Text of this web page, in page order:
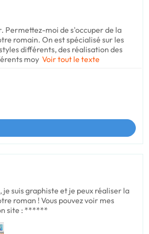
Permettez-moi de s'occuper de la
romain. On est spécialisé sur les
différents, des réalisation des
moy Voir tout le texte
je suis graphiste et je peux réaliser la
roman ! Vous pouvez voir mes
site : ******